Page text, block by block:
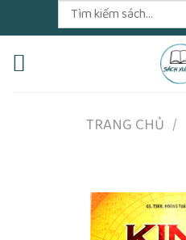
to
content
TRANG CHỦ /